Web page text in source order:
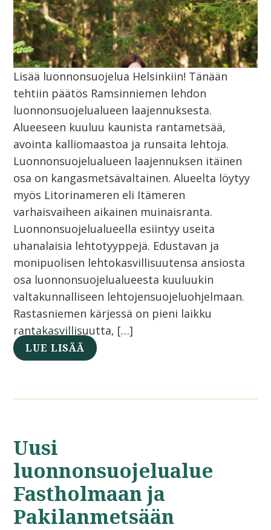
Lisää luonnonsuojelua Helsinkiin! Tänään
tehtiin päätös Ramsinniemen lehdon
luonnonsuojelualueen laajennuksesta.
Alueeseen kuuluu kaunista rantametsää,
avointa kalliomaastoa ja runsaita lehtoja.
Luonnonsuojelualueen laajennuksen itäinen
osa on kangasmetsävaltainen. Alueelta löytyy
myös Litorinameren eli Itämeren
varhaisvaiheen aikainen muinaisranta.
Luonnonsuojelualueella esiintyy useita
uhanalaisia lehtotyyppejä. Edustavan ja
monipuolisen lehtokasvillisuutensa ansiosta
osa luonnonsuojelualueesta kuuluukin
valtakunnalliseen lehtojensuojeluohjelmaan.
Rastasniemen kärjessä on pieni laikku
rantakasvillisuutta, […]
LUE LISÄÄ
Uusi
luonnonsuojelualue
Fastholmaan ja
Pakilanmetsään